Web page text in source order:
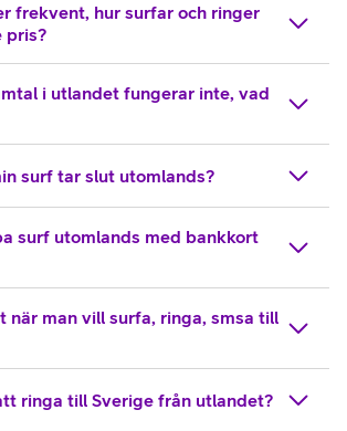
frekvent, hur surfar och ringer
pris?
i utlandet fungerar inte, vad
surf tar slut utomlands?
surf utomlands med bankkort
när man vill surfa, ringa, smsa till
ringa till Sverige från utlandet?